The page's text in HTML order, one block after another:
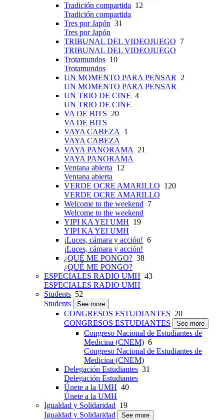
Tradición compartida 12
Tradición compartida
Tres por Japón 31
Tres por Japón
TRIBUNAL DEL VIDEOJUEGO 7
TRIBUNAL DEL VIDEOJUEGO
Trotamundos 10
Trotamundos
UN MOMENTO PARA PENSAR
2
UN MOMENTO PARA PENSAR
UN TRIO DE CINE 4
UN TRIO DE CINE
VA DE BITS 20
VA DE BITS
VAYA CABEZA
1
VAYA CABEZA
VAYA PANORAMA
21
VAYA PANORAMA
Ventana abierta 12
Ventana abierta
VERDE OCRE AMARILLO 120
VERDE OCRE AMARILLO
Welcome to the weekend 7
Welcome to the weekend
YIPI KA YEI UMH 19
YIPI KA YEI UMH
¡Luces, cámara y acción! 6
¡Luces, cámara y acción!
¿QUÉ ME PONGO? 38
¿QUÉ ME PONGO?
ESPECIALES RADIO UMH 43
ESPECIALES RADIO UMH
Students 52
Students
See more
CONGRESOS ESTUDIANTES 20
CONGRESOS ESTUDIANTES
See more
Congreso Nacional de Estudiantes de
Medicina (CNEM) 6
Congreso Nacional de Estudiantes de
Medicina (CNEM)
Delegación Estudiantes 31
Delegación Estudiantes
Únete a la UMH 40
Únete a la UMH
Igualdad y Solidaridad 19
Igualdad y Solidaridad
See more